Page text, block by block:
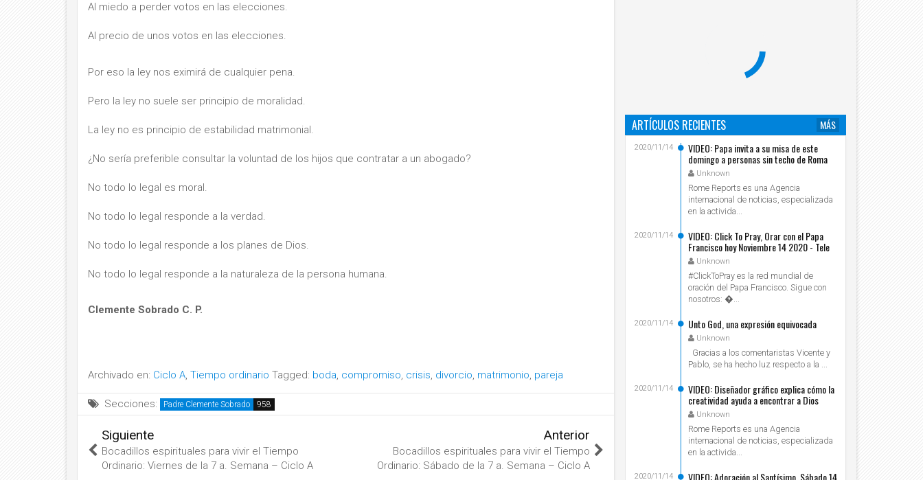
Al miedo a perder votos en las elecciones.
Al precio de unos votos en las elecciones.
Por eso la ley nos eximirá de cualquier pena.
Pero la ley no suele ser principio de moralidad.
La ley no es principio de estabilidad matrimonial.
¿No sería preferible consultar la voluntad de los hijos que contratar a un abogado?
No todo lo legal es moral.
No todo lo legal responde a la verdad.
No todo lo legal responde a los planes de Dios.
No todo lo legal responde a la naturaleza de la persona humana.
Clemente Sobrado C. P.
Archivado en: Ciclo A Tiempo ordinario Tagged: boda compromiso crisis divorcio matrimonio pareja
Secciones: Padre Clemente Sobrado
Siguiente
Bocadillos espirituales para vivir el Tiempo
Ordinario: Viernes de la 7 a. Semana – Ciclo A
Anterior
Bocadillos espirituales para vivir el Tiempo
Ordinario: Sábado de la 7 a. Semana – Ciclo A
ARTÍCULOS RECIENTES
MÁS
VIDEO: Papa invita a su misa de este
domingo a personas sin techo de Roma
Unknown
2020/11/14
Rome Reports es una Agencia
internacional de noticias, especializada
en la activida...
VIDEO: Click To Pray, Orar con el Papa
Francisco hoy Noviembre 14 2020 - Tele
VIDUnknown
2020/11/14
#ClickToPray es la red mundial de
oración del Papa Francisco. Sigue con
nosotros: ...
Unto God, una expresión equivocada
Unknown
2020/11/14
Gracias a los comentaristas Vicente y
Pablo, se ha hecho luz respecto a la ...
VIDEO: Diseñador gráfico explica cómo la
creatividad ayuda a encontrar a Dios
Unknown
2020/11/14
Rome Reports es una Agencia
internacional de noticias, especializada
en la activida...
VIDEO: Adoración al Santísimo, Sábado 14
2020/11/14